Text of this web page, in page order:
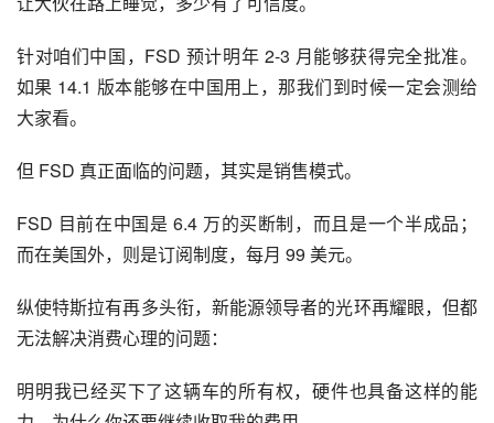
针对咱们中国，FSD 预计明年 2-3 月能够获得完全批准。
如果 14.1 版本能够在中国用上，那我们到时候一定会测给
大家看。
但 FSD 真正面临的问题，其实是销售模式。
FSD 目前在中国是 6.4 万的买断制，而且是一个半成品；
而在美国外，则是订阅制度，每月 99 美元。
纵使特斯拉有再多头衔，新能源领导者的光环再耀眼，但都
无法解决消费心理的问题：
明明我已经买下了这辆车的所有权，硬件也具备这样的能